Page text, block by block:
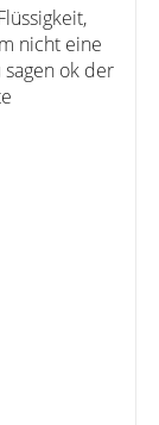
nicht eine
ok der